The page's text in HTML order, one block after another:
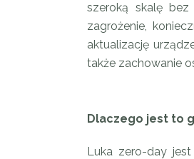
szeroką skalę
zagrożenie,
aktualizację
także zachowanie
Dlaczego jest to
Luka zero-day